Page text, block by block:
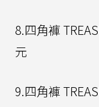
8.四角褲
元
9.四角褲